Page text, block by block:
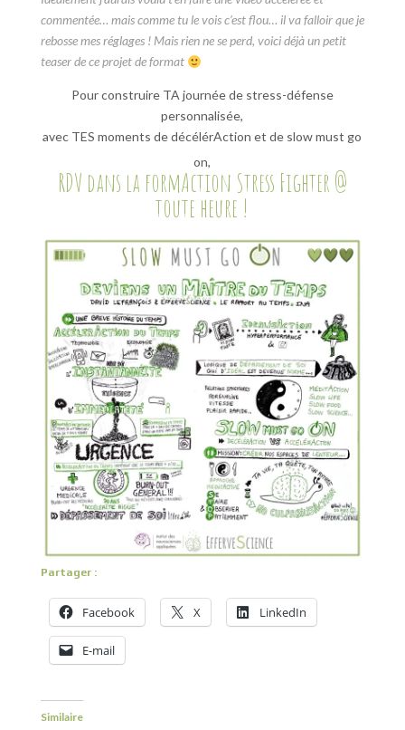
commentée… mais comme tu le vois c’est flou… il va falloir que je
rebosse mes réglages ! Mais rien ne se perd, voici déjà un petit
teaser de ce projet de format
Pour construire TA journée de stress-défense
personnalisée,
avec TES moments de décélérAction et de slow must go
on,
RDV dans la formAction Stress Fighter @
toute heure !
Partager :
Facebook X LinkedIn
E-mail
Similaire